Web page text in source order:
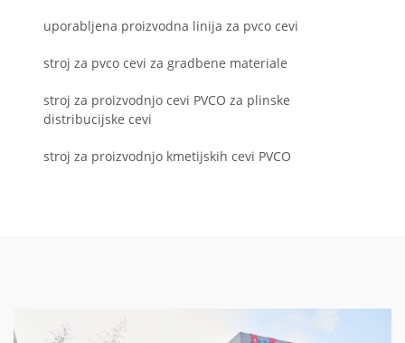
uporabljena proizvodna linija za pvco cevi
stroj za pvco cevi za gradbene materiale
stroj za proizvodnjo cevi PVCO za plinske
distribucijske cevi
stroj za proizvodnjo kmetijskih cevi PVCO